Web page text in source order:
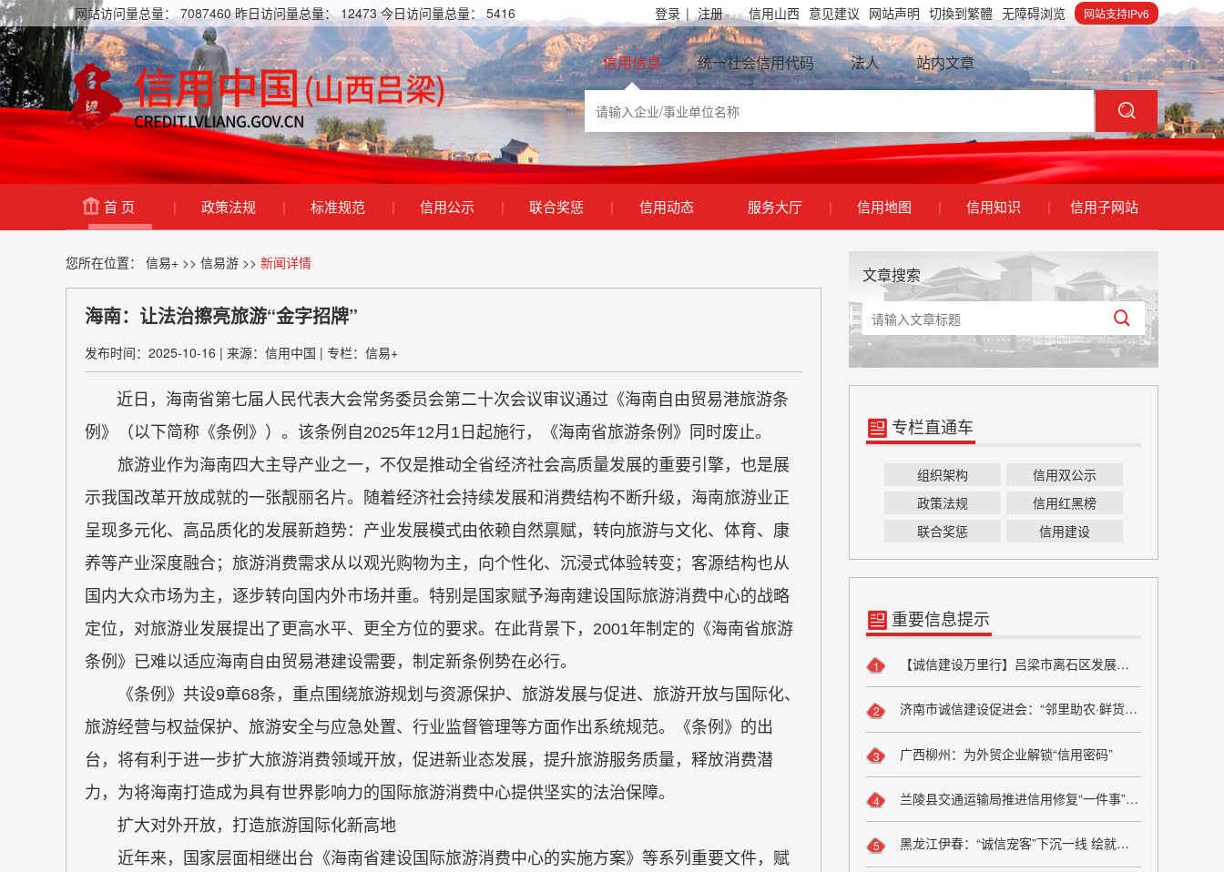
网站访问量总量： 7087460 昨日访问量总量： 12473 今日访问量总量： 5416 网站支持IPv6
无障碍浏览
切換到繁體
网站声明
意见建议
信用山西
登录 | 注册
信用信息 统一社会信用代码 法人 站内文章
首 页 | 政策法规 | 标准规范 | 信用公示 | 联合奖惩 | 信用动态 服务大厅 | 信用地图 | 信用知识 | 信用子网站
您所在位置： 信易+ >> 信易游 >> 新闻详情
海南：让法治擦亮旅游“金字招牌”
发布时间：2025-10-16 | 来源：信用中国 | 专栏：信易+
近日，海南省第七届人民代表大会常务委员会第二十次会议审议通过《海南自由贸易港旅游条
例》（以下简称《条例》）。该条例自2025年12月1日起施行，《海南省旅游条例》同时废止。
旅游业作为海南四大主导产业之一，不仅是推动全省经济社会高质量发展的重要引擎，也是展
示我国改革开放成就的一张靓丽名片。随着经济社会持续发展和消费结构不断升级，海南旅游业正
呈现多元化、高品质化的发展新趋势：产业发展模式由依赖自然禀赋，转向旅游与文化、体育、康
养等产业深度融合；旅游消费需求从以观光购物为主，向个性化、沉浸式体验转变；客源结构也从
国内大众市场为主，逐步转向国内外市场并重。特别是国家赋予海南建设国际旅游消费中心的战略
定位，对旅游业发展提出了更高水平、更全方位的要求。在此背景下，2001年制定的《海南省旅游
条例》已难以适应海南自由贸易港建设需要，制定新条例势在必行。
《条例》共设9章68条，重点围绕旅游规划与资源保护、旅游发展与促进、旅游开放与国际化、
旅游经营与权益保护、旅游安全与应急处置、行业监督管理等方面作出系统规范。《条例》的出
台，将有利于进一步扩大旅游消费领域开放，促进新业态发展，提升旅游服务质量，释放消费潜
力，为将海南打造成为具有世界影响力的国际旅游消费中心提供坚实的法治保障。
扩大对外开放，打造旅游国际化新高地
近年来，国家层面相继出台《海南省建设国际旅游消费中心的实施方案》等系列重要文件，赋
文章搜索
专栏直通车
组织架构
信用双公示
政策法规
信用红黑榜
联合奖惩
信用建设
重要信息提示
【诚信建设万里行】吕梁市离石区发展和改革局严守粮食安全底线 弘扬粮食行业诚信风尚
1
济南市诚信建设促进会：“邻里助农·鲜货进社区”座谈会成功举办 搭建“田间到餐桌”直供桥梁
2
广西柳州：为外贸企业解锁“信用密码”
3
兰陵县交通运输局推进信用修复“一件事”改革
4
黑龙江伊春：“诚信宠客”下沉一线 绘就旅游服务新图景
5